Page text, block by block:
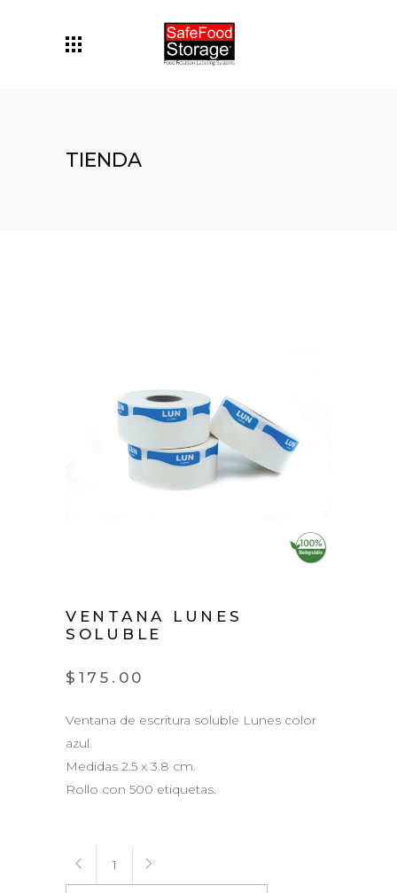
TIENDA
VENTANA LUNES
SOLUBLE
$ 175.00
Ventana de escritura soluble Lunes color
azul.
Medidas 2.5 x 3.8 cm.
Rollo con 500 etiquetas.
Ventana